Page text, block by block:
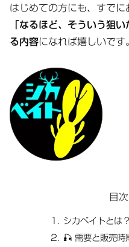
はじめての方にも、すでに
「なるほど、そういう狙
る内容になれば嬉しいです
目次
シカベイトとは？
🎣 需要と販売時